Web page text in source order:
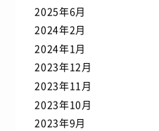
2025年6月
2024年2月
2024年1月
2023年12月
2023年11月
2023年10月
2023年9月